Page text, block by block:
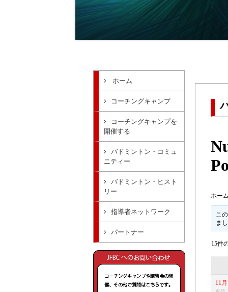
ホーム
コーチングキャンプ
コーチングキャンプを
開催する
バドミントン・コミュ
ニティー
バドミントン・ヒスト
リー
指導者ネットワーク
パートナー
ホー
こ
ま
15件
11